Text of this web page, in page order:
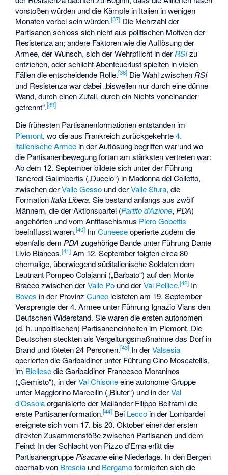
vorstoßen würden und die Kämpfe in Italien in wenigen
Monaten vorbei sein würden.[37] Die Mehrzahl der
Partisanen schloss sich nicht aus politischen Motiven der
Resistenza an; andere Faktoren wie die Auflösung der
Armee, der Wunsch, sich der Wehrpflicht in der RSIzu
entziehen, oder schlicht Abenteuerlust spielten in vielen
Fällen die entscheidende Rolle.[38] Die Wahl zwischen RSI
und Resistenza war dabei „bisweilen nur durch eine dünne
Wand, durch einen Zufall, durch ein Nichts voneinander
getrennt“.[39]
Die frühesten Partisanenformationen entstanden im
Piemont, wo die aus Frankreich zurückgekehrte4.
italienische Armee in der Auflösung begriffen war und wo
die Partisanenbewegung fortan am stärksten vertreten war:
Ab dem 12. September bildete sich unter der Führung
Tancredi Galimbertis („Duccio“) in Madonna del Colletto,
zwischen derValle Gesso und derValle Stura, die
Formation Italia Libera. Sie bestand anfangs aus zwölf
Männern, die der Aktionspartei (Partito d’Azione, PDA)
angehörten und vom Antifaschismus Piero Gobettis
beeinflusst waren.[40] ImCuneeseoperierte zudem die
ebenfalls dem PDA zugehörige Bande unter Führung Dante
Livio Biancos.[41] Am 12. September folgten circa 80
ehemalige, überwiegend süditalienische Soldaten dem
Leutnant Pompeo Colajanni („Barbato“) auf den Monte
Braccozwischen derValle Po und derVal Pellice.[42] In
Boves in der ProvinzCuneo leisteten am 19. September
Versprengte der 4. Armee unter Führung Ignazio Vians den
Deutschen Widerstand. Sie waren die ersten autonomen
(d. h. unpolitischen) Partisaneneinheiten im Piemont. Die
Deutschen steckten als Vergeltungsmaßnahme das Dorf in
Brand und töteten 24 Personen.[43] In derValsesia
operierten die Garibaldiner unter FührungCino Moscatellis,
im Biellesedie Garibaldiner Francesco Moraninos
(„Gemisto“), in derVal Chisoneeine autonome Gruppe
unter Maggiorino Marcellin („Bluter“) und in derVal
d’Ossolaorganisierte der Mailänder Filippo Beltramidie
erste Partisanenformation.[44] Bei Lecco in der Lombardei
ereignete sich vom 17. bis 20. Oktober einer der ersten
direkten Zusammenstöße zwischen Partisanen und dem
Feind: In der Schlacht von Pizzo d’Erna erlitt die
Partisanengruppe Pisacaneeine Niederlage. In den Bergen
oberhalb von Brescia und Bergamoformierten sich die